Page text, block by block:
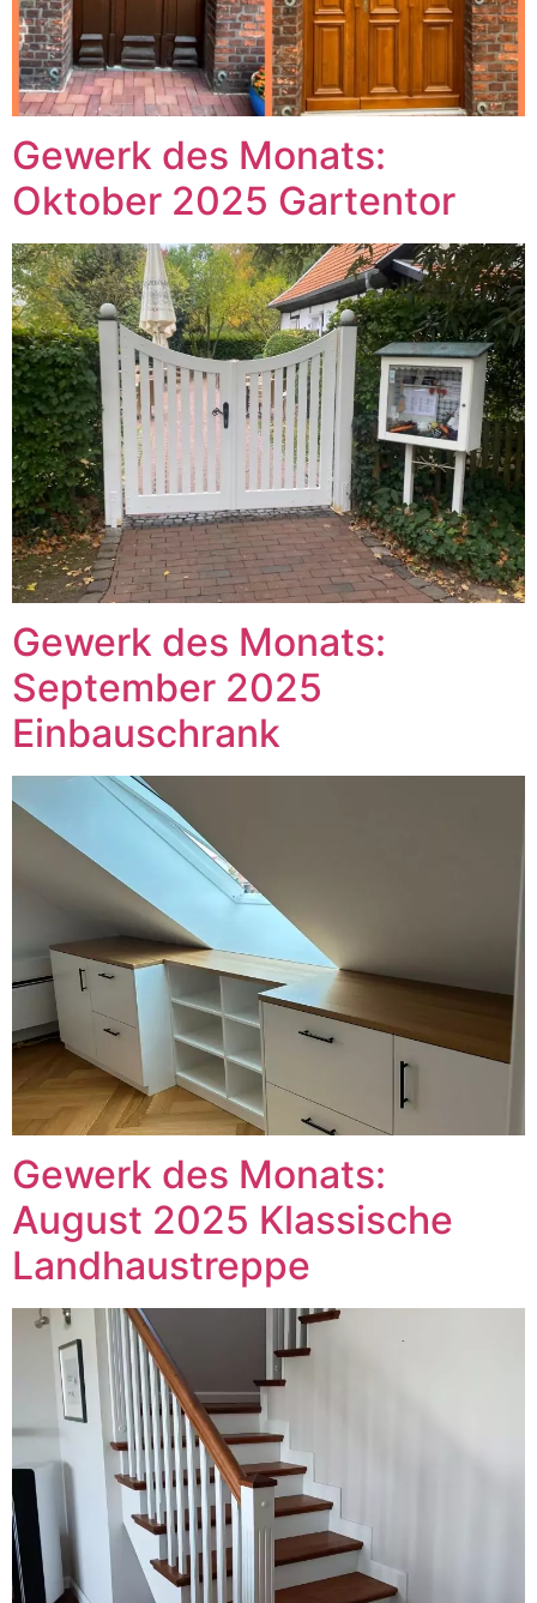
Gewerk des Monats:
Oktober 2025 Gartentor
Gewerk des Monats:
September 2025
Einbauschrank
Gewerk des Monats:
August 2025 Klassische
Landhaustreppe